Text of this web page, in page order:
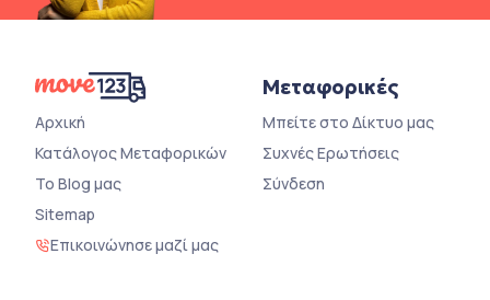
Αρχική
Κατάλογος Μεταφορικών
Το Blog μας
Sitemap
Επικοινώνησε μαζί μας
Μεταφορικές
Μπείτε στο Δίκτυο μας
Συχνές Ερωτήσεις
Σύνδεση